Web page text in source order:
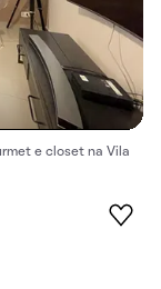
e closet na Vila